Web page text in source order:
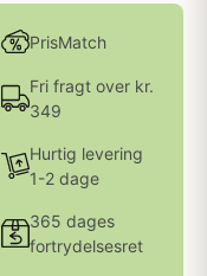
PrisMatch
Fri fragt over kr.
349
Hurtig levering
1-2 dage
365 dages
fortrydelsesret